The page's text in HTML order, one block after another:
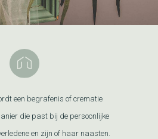
een begrafenis of crematie
die past bij de persoonlijke
en zijn of haar naasten.